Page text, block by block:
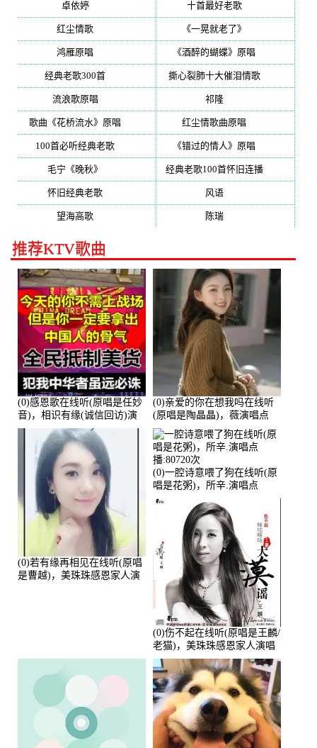
卓依婷(350) 十首最好老歌(300)
红尘情歌 《一晃就老了》
鸿雁原唱 《酒醉的蝴蝶》原唱
经典老歌300首 撕心裂肺十大催泪情歌(195)
流浪歌原唱 祁隆(188)
歌曲《花桥流水》原唱 红尘情歌曲原唱
100首必听经典老歌 《错过的情人》原唱
毛宁《晚秋》 经典老歌100首怀旧连播(134)
怀旧经典老歌 风语(132)
望海高歌 陈瑞(128)
推荐KTV歌曲
(0)感恩歌在线听(原唱是任妙
音)，相识有缘(诚信回访)演
唱点播:161288次
(0)亲爱的你在想我吗在线听
(原唱是陶晶晶)，薇演唱点
播:159722次
(0)若有缘再相见在线听(原唱
是曹越)，美珠珠感恩家人演
(0)一腔诗意喂了狗在线听(原
唱是花粥)，所辛.演唱点
播:80720次
(0)伤不起在线听(原唱是王麟/
老猫)，美珠珠感恩家人演唱
点播:80218次